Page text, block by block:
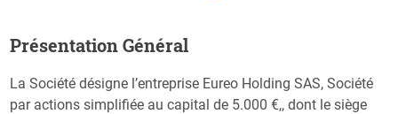
Présentation Général
La Société désigne l’entreprise Eureo Holding SAS, Société
par actions simplifiée au capital de 5.000 €,, dont le siège